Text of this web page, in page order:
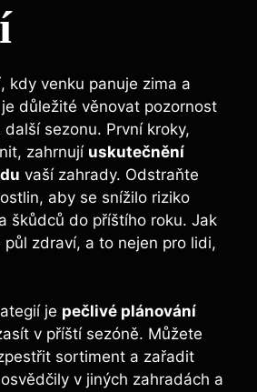
kdy venku panuje zima a
důležité‍ věnovat pozornost
sezonu. První kroky,
zahrnují uskutečnění
vaší‌ zahrady. Odstraňte⁤
aby se snížilo riziko
škůdců do příštího‌ roku. Jak
⁣zdraví, a to nejen pro lidi,
je pečlivé plánování
⁤v příští ⁤sezóně. Můžete
sortiment a zařadit
v jiných zahradách a